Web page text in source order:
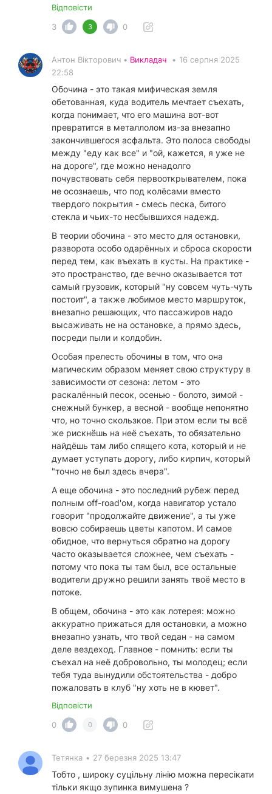
Відповісти
3
3 0
Антон Вікторович • Викладач • 16 серпня 2025
22:58
Обочина - это такая мифическая земля
обетованная, куда водитель мечтает съехать,
когда понимает, что его машина вот-вот
превратится в металлолом из-за внезапно
закончившегося асфальта. Это полоса свободы
между "еду как все" и "ой, кажется, я уже не
на дороге", где можно ненадолго
почувствовать себя первооткрывателем, пока
не осознаешь, что под колёсами вместо
твердого покрытия - смесь песка, битого
стекла и чьих-то несбывшихся надежд.
В теории обочина - это место для остановки,
разворота особо одарённых и сброса скорости
перед тем, как въехать в кусты. На практике -
это пространство, где вечно оказывается тот
самый грузовик, который "ну совсем чуть-чуть
постоит", а также любимое место маршруток,
внезапно решающих, что пассажиров надо
высаживать не на остановке, а прямо здесь,
посреди пыли и колдобин.
Особая прелесть обочины в том, что она
магическим образом меняет свою структуру в
зависимости от сезона: летом - это
раскалённый песок, осенью - болото, зимой -
снежный бункер, а весной - вообще непонятно
что, но точно скользкое. При этом если ты всё
же рискнёшь на неё съехать, то обязательно
найдёшь там либо спящего кота, который и не
думает уступать дорогу, либо кирпич, который
"точно не был здесь вчера".
А еще обочина - это последний рубеж перед
полным off-road'ом, когда навигатор устало
говорит "продолжайте движение", а ты уже
вовсю собираешь цветы капотом. И самое
обидное, что вернуться обратно на дорогу
часто оказывается сложнее, чем съехать -
потому что пока ты там был, все остальные
водители дружно решили занять твоё место в
потоке.
В общем, обочина - это как лотерея: можно
аккуратно прижаться для остановки, а можно
внезапно узнать, что твой седан - на самом
деле вездеход. Главное - помнить: если ты
съехал на неё добровольно, ты молодец; если
тебя туда вынудили обстоятельства - добро
пожаловать в клуб "ну хоть не в кювет".
Відповісти
0
0 0
Тетянка • 27 березня 2025 13:47
Тобто , широку суцільну лінію можна пересікати
тільки якщо зупинка вимушена ?